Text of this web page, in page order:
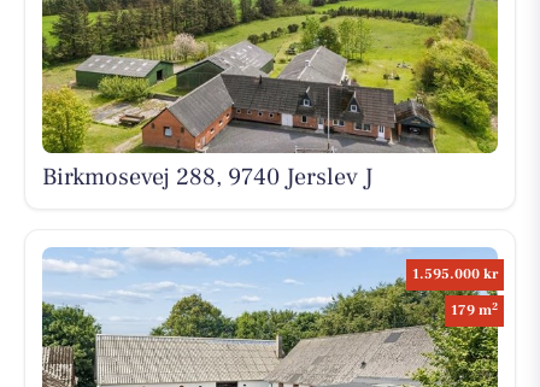
Birkmosevej 288, 9740 Jerslev J
1.595.000 kr
179 m2